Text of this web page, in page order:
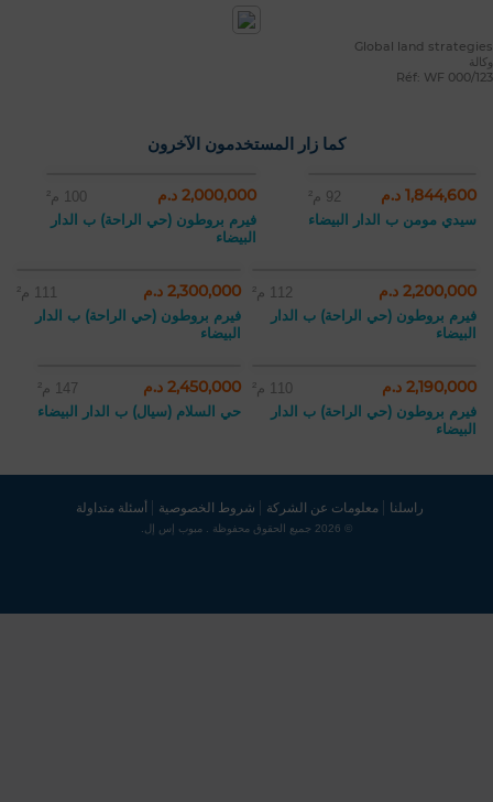
Global land strategies
وكالة
Réf: WF 000/123
كما زار المستخدمون الآخرون
1,844,600 د.م 92 م²
سيدي مومن ب الدار البيضاء
2,000,000 د.م 100 م²
فيرم بروطون (حي الراحة) ب الدار
البيضاء
2,200,000 د.م 112 م²
فيرم بروطون (حي الراحة) ب الدار
البيضاء
2,300,000 د.م 111 م²
فيرم بروطون (حي الراحة) ب الدار
البيضاء
2,190,000 د.م 110 م²
فيرم بروطون (حي الراحة) ب الدار
البيضاء
2,450,000 د.م 147 م²
حي السلام (سيال) ب الدار البيضاء
راسلنا معلومات عن الشركة شروط الخصوصية أسئلة متداولة
© 2026 جميع الحقوق محفوظة . مبوب إس إل.